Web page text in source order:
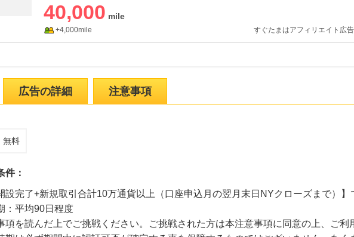
40,000
+4,000mile すぐたまはアフィリエイト広
広告の詳細 注意事項
無料
件：
設完了+新規取引合計10万通貨以上（口座申込月の翌月末日NYクローズまで）
：平均90日程度
項を読んだ上でご挑戦ください。ご挑戦された方は本注意事項に同意の上、ご